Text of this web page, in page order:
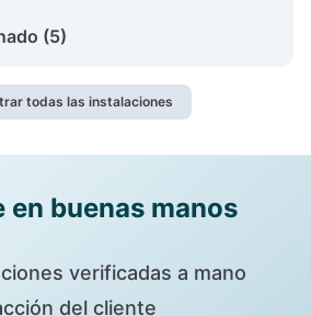
(5)
todas las instalaciones
en buenas manos
verificadas a mano
del cliente